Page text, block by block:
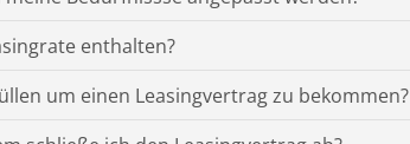
enthalten?
um einen Leasingvertrag zu bekommen?